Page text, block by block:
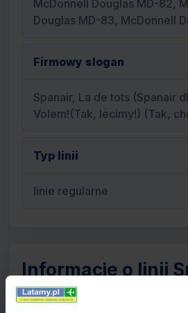
McDonnell Douglas MD-82,
Douglas MD-83, McDonnell
Firmowy slogan
Spanair, La de tots (Spanair
Volem!(Tak, lecimy!) (Tak,
Typ linii
linie regularne
Informacje o linii